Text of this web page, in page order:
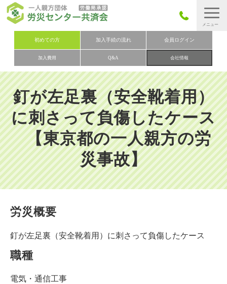
初めての方 加入手続の流れ 会員ログイン
加入費用 Q&A 会社情報
労災保険とは
労災保険の取りまとめ
労災保険加入手続きの流れ
加入費用
加入申込み
会社概要
お問い合わせ
会員メニュー
釘が左足裏（安全靴着用）
に刺さって負傷したケース
【東京都の一人親方の労
災事故】
労災概要
釘が左足裏（安全靴着用）に刺さって負傷したケース
職種
電気・通信工事